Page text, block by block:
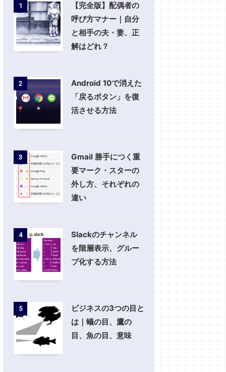
1
【完全版】配偶者の
呼び方マナー｜自分
と相手の夫・妻、正
解はどれ？
2
Android 10で消えた
「戻るボタン」を復
活させる方法
3
Gmail 勝手につく重
要マーク・スターの
外し方、それぞれの
違い
4
Slackのチャンネル
を階層表示、グルー
プ化する方法
5
ビジネスの3つの目と
は｜蟻の目、鷹の
目、魚の目、意味